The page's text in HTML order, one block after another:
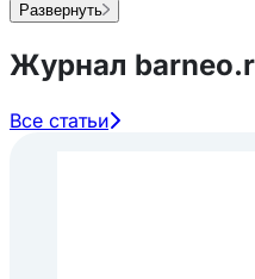
Развернуть
Журнал
Все статьи